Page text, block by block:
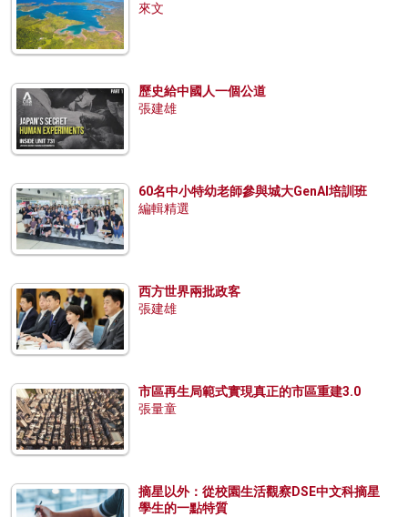
來文
歷史給中國人一個公道
張建雄
60名中小特幼老師參與城大GenAI培訓班
編輯精選
西方世界兩批政客
張建雄
市區再生局範式實現真正的市區重建3.0
張量童
摘星以外：從校園生活觀察DSE中文科摘星
學生的一點特質